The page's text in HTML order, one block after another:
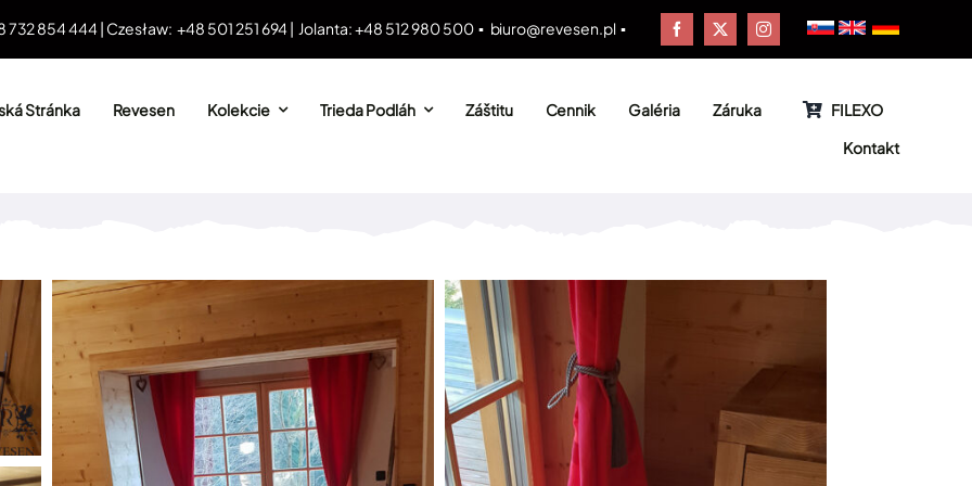
732 854 444 | Czesław: +48 501 251 694 | Jolanta: +48 512 980 500 ▪ biuro@revesen.pl ▪
Stránka Revesen Kolekcie Trieda Podláh Záštitu Cennik Galéria Záruka
FILEXO
Kontakt